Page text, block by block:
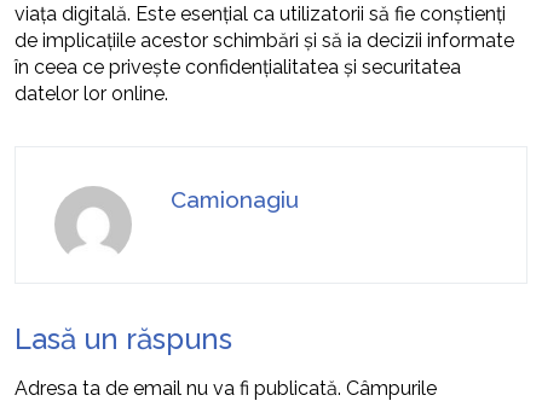
viața digitală. Este esențial ca utilizatorii să fie conștienți
de implicațiile acestor schimbări și să ia decizii informate
în ceea ce privește confidențialitatea și securitatea
datelor lor online.
Camionagiu
Lasă un răspuns
Adresa ta de email nu va fi publicată. Câmpurile